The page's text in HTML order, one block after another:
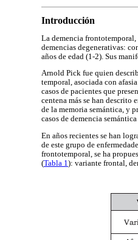
Introducción
La demencia frontotemporal,
demencias degenerativas:
años de edad (1-2). Sus
Arnold Pick fue quien
temporal, asociada con
casos de pacientes que
centena más se han descrito
de la memoria semántica, y
casos de demencia
En años recientes se han
de este grupo de
frontotemporal, se ha
(Tabla 1 ): variante frontal,